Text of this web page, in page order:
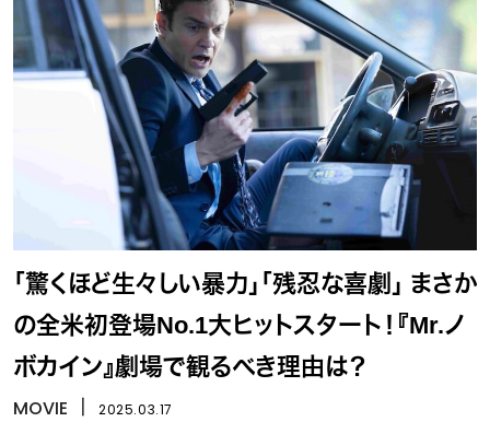
「驚くほど生々しい暴力」「残忍な喜劇」 まさか
の全米初登場No.1大ヒットスタート！『Mr.ノ
ボカイン』劇場で観るべき理由は？
MOVIE 2025.03.17